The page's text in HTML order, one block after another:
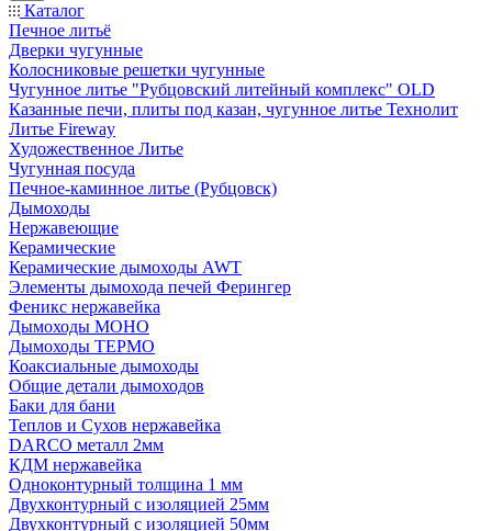
Каталог
Печное литьё
Дверки чугунные
Колосниковые решетки чугунные
Чугунное литье "Рубцовский литейный комплекс" OLD
Казанные печи, плиты под казан, чугунное литье Технолит
Литье Fireway
Художественное Литье
Чугунная посуда
Печное-каминное литье (Рубцовск)
Дымоходы
Нержавеющие
Керамические
Керамические дымоходы AWT
Элементы дымохода печей Ферингер
Феникс нержавейка
Дымоходы МОНО
Дымоходы ТЕРМО
Коаксиальные дымоходы
Общие детали дымоходов
Баки для бани
Теплов и Сухов нержавейка
DARCO металл 2мм
КДМ нержавейка
Одноконтурный толщина 1 мм
Двухконтурный с изоляцией 25мм
Двухконтурный с изоляцией 50мм